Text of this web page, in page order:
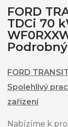
FORD
TDCi 70
FORD
Spolehlivý
zařízení
Nabízíme k